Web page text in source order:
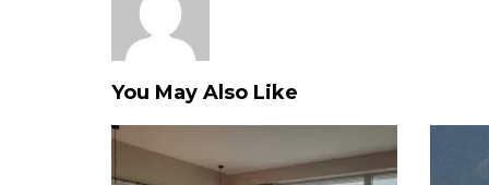
You May Also Like